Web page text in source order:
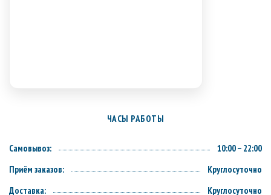
ЧАСЫ РАБОТЫ
Самовывоз:
10:00 – 22:00
Приём заказов:
Круглосуточно
Доставка:
Круглосуточно